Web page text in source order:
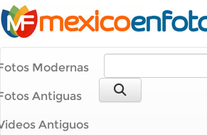
Modernas
Antiguas
Antiguos